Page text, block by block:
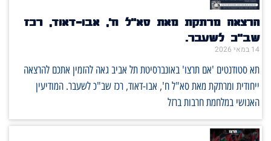
הרצאה מרתקת מאת סא"ל ח', אבו-דאוד, רכז
שב"כ לשעבר.
14 במאי 2026
תא סטודנטים 'אם תרצו' באונברסיטת תל אביב גאה להזמין אתכם להרצאה
ייחודית ומרתקת מאת סא"ל ח', אבו-דאוד, רכז שב"כ לשעבר. המודיעין
האנושי במלחמת חרבות ברזל